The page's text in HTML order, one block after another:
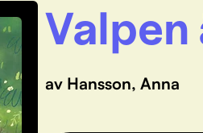
av Hansson, Anna